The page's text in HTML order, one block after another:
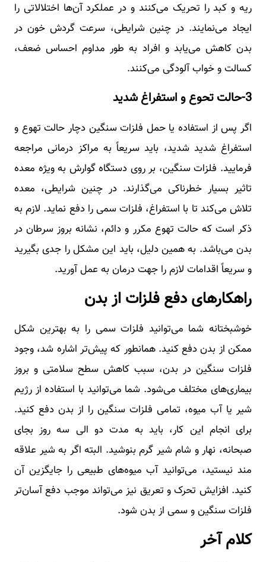
ریه و کبد را تحریک می‌کنند و در عملکرد آن‌ها اختلالاتی را
ایجاد می‌نمایند. در چنین شرایطی، سرعت گردش خون در
بدن کاهش می‌یابد و افراد به طور مداوم احساس ضعف،
کسالت و خواب آلودگی می‌کنند.
3-حالت تحوع و استفراغ شدید
اگر پس از استفاده یا حمل فلزات سنگین دچار حالت تهوع و
استفراغ شدید شدید، باید سریعاً به مراکز درمانی مراجعه
فرمایید. فلزات سنگین، بر روی دستگاه گوارش به ویژه معده
تاثیر بسیار خطرناکی می‌گذارند. در چنین شرایطی، معده
تلاش می‌کند تا با استفراغ، فلزات سمی را دفع نماید. لازم به
ذکر است که حالت تهوع مکرر و دائم، نشانه بروز سرطان در
بدن می‌باشد. به همین دلیل، باید این مشکل را جدی بگیرید
و سریعاً اقدامات لازم را جهت درمان به عمل آورید.
راهکارهای دفع فلزات از بدن
خوشبختانه شما می‌توانید فلزات سمی را به بهترین شکل
ممکن از بدن دفع کنید. همانطور که پیش‌تر اشاره شد، وجود
فلزات سنگین در بدن، سبب کاهش سطح سلامتی و بروز
بیماری‌های مختلف می‌شود. شما می‌توانید با استفاده از رژیم
شیر یا آب میوه، تمامی فلزات سنگین را از بدن دفع کنید.
برای انجام این کار، باید به مدت دو الی سه روز بجای
صبحانه، نهار و شام شیر گرم بنوشید. البته اگر به شیر علاقه
مند نیستید، می‌توانید آب میوه‌های طبیعی را جایگزین آن
کنید. افزایش تحرک و تعریق نیز می‌تواند موجب دفع آسان‌تر
فلزات سنگین و سمی از بدن شود.
کلام آخر